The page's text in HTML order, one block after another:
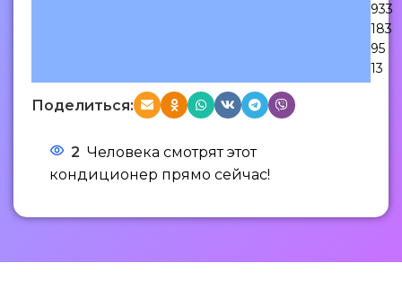
933
183
95
13
Поделиться:
2 Человека смотрят этот
кондиционер прямо сейчас!